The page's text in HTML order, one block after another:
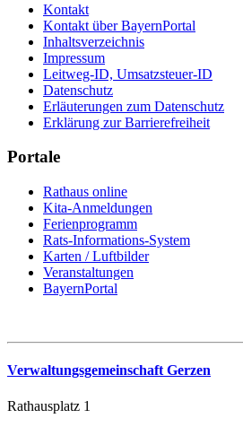
Kontakt
Kontakt über BayernPortal
Inhaltsverzeichnis
Impressum
Leitweg-ID, Umsatzsteuer-ID
Datenschutz
Erläuterungen zum Datenschutz
Erklärung zur Barrierefreiheit
Portale
Rathaus online
Kita-Anmeldungen
Ferienprogramm
Rats-Informations-System
Karten / Luftbilder
Veranstaltungen
BayernPortal
Verwaltungsgemeinschaft Gerzen
Rathausplatz 1